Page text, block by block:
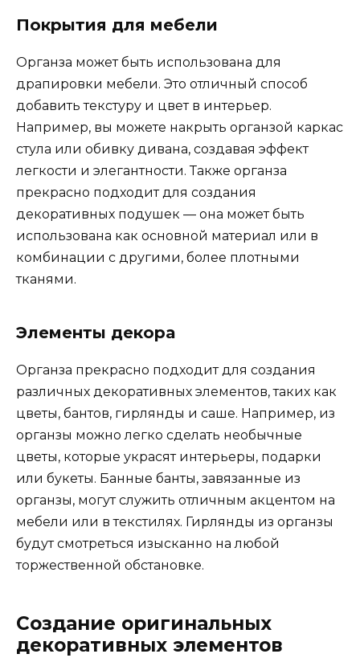
Покрытия для мебели
Органза может быть использована для
драпировки мебели. Это отличный способ
добавить текстуру и цвет в интерьер.
Например, вы можете накрыть органзой каркас
стула или обивку дивана, создавая эффект
легкости и элегантности. Также органза
прекрасно подходит для создания
декоративных подушек — она может быть
использована как основной материал или в
комбинации с другими, более плотными
тканями.
Элементы декора
Органза прекрасно подходит для создания
различных декоративных элементов, таких как
цветы, бантов, гирлянды и саше. Например, из
органзы можно легко сделать необычные
цветы, которые украсят интерьеры, подарки
или букеты. Банные банты, завязанные из
органзы, могут служить отличным акцентом на
мебели или в текстилях. Гирлянды из органзы
будут смотреться изысканно на любой
торжественной обстановке.
Создание оригинальных
декоративных элементов